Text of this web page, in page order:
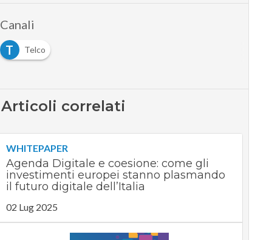
Canali
T
Telco
Articoli correlati
WHITEPAPER
Agenda Digitale e coesione: come gli
investimenti europei stanno plasmando
il futuro digitale dell’Italia
02 Lug 2025